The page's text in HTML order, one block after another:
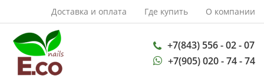
Доставка и оплата Где купить О компании
+7(843) 556 - 02 - 07
+7(905) 020 - 74 - 74
АКСЕССУАРЫ И
РАСХОДНЫЕ
МАТЕРИАЛЫ
Аксессуары